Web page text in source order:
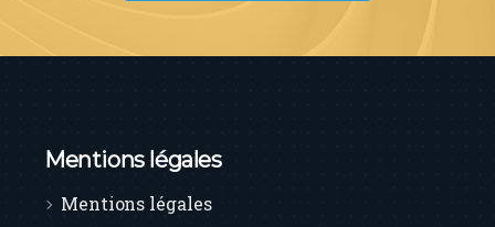
Mentions légales
Mentions légales